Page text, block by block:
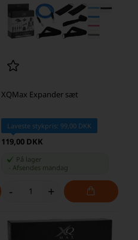
XQMax Expander sæt
Laveste stykpris: 99,00 DKK
119,00 DKK
På lager
Afsendes mandag
- +